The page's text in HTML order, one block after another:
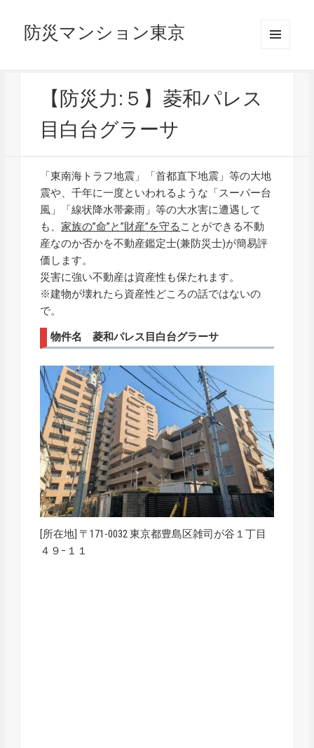
防災マンション東京
【防災力:５】菱和パレス
目白台グラーサ
「東南海トラフ地震」「首都直下地震」等の大地
震や、千年に一度といわれるような「スーパー台
風」「線状降水帯豪雨」等の大水害に遭遇して
も、家族の”命”と”財産”を守る ことができる不動
産なのか否かを不動産鑑定士(兼防災士)が簡易評
価します。
災害に強い不動産は資産性も保たれます。
※建物が壊れたら資産性どころの話ではないの
で。
物件名 菱和パレス目白台グラーサ
[所在地] 〒171-0032 東京都豊島区雑司が谷１丁目
４９−１１